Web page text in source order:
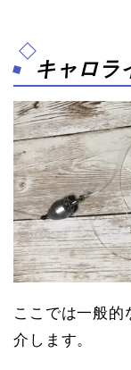
キャロラ
ここでは一般的
介します。